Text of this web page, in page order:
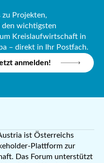
zu Projekten,
den wichtigsten
Kreislaufwirtschaft in
– direkt in Ihr Postfach.
anmelden!
ist Österreichs
Plattform zur
Das Forum unterstützt